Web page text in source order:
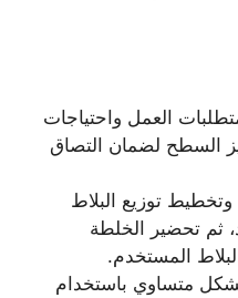
العمل واحتياجات
السطح لضمان التصاق
توزيع البلاط
ثم تحضير الخلطة
المستخدم.
بشكل متساوي باستخدام